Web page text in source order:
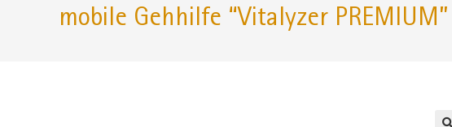
mobile Gehhilfe “Vitalyzer PREMIUM”